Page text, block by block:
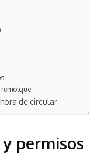
de circular
permisos